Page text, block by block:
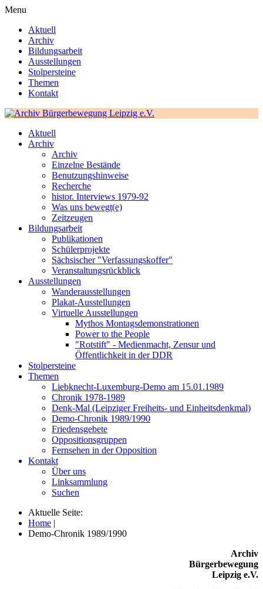
Menu
Aktuell
Archiv
Bildungsarbeit
Ausstellungen
Stolpersteine
Themen
Kontakt
Aktuell
Archiv
Archiv
Einzelne Bestände
Benutzungshinweise
Recherche
histor. Interviews 1979-92
Was uns bewegt(e)
Zeitzeugen
Bildungsarbeit
Publikationen
Schülerprojekte
Sächsischer "Verfassungskoffer"
Veranstaltungsrückblick
Ausstellungen
Wanderausstellungen
Plakat-Ausstellungen
Virtuelle Ausstellungen
Mythos Montagsdemonstrationen
Power to the People
"Rotstift" - Medienmacht, Zensur und
Öffentlichkeit in der DDR
Stolpersteine
Themen
Liebknecht-Luxemburg-Demo am 15.01.1989
Chronik 1978-1989
Denk-Mal (Leipziger Freiheits- und Einheitsdenkmal)
Demo-Chronik 1989/1990
Friedensgebete
Oppositionsgruppen
Fernsehen in der Opposition
Kontakt
Über uns
Linksammlung
Suchen
Aktuelle Seite:
Home |
Demo-Chronik 1989/1990
Archiv
Bürgerbewegung
Leipzig e.V.